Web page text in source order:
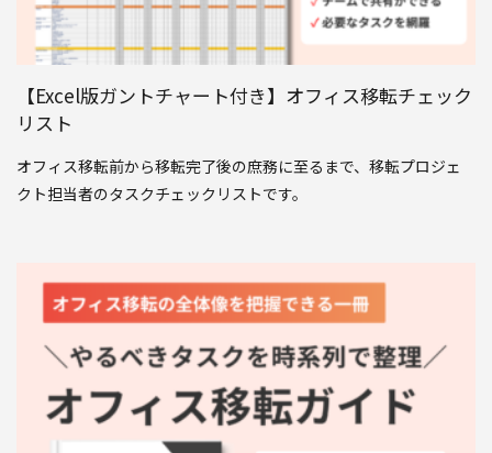
【Excel版ガントチャート付き】オフィス移転チェック
リスト
オフィス移転前から移転完了後の庶務に至るまで、移転プロジェ
クト担当者のタスクチェックリストです。